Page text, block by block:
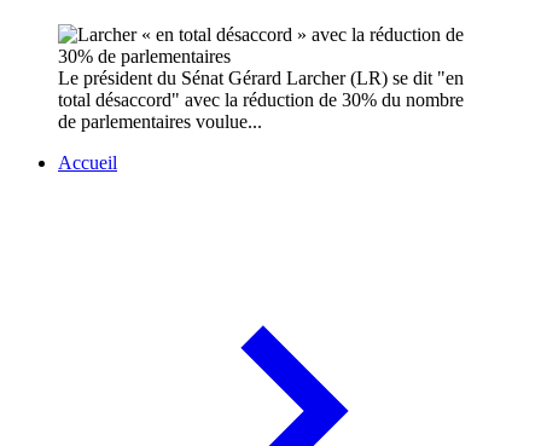
Le président du Sénat Gérard Larcher (LR) se dit "en
total désaccord" avec la réduction de 30% du nombre
de parlementaires voulue...
Accueil